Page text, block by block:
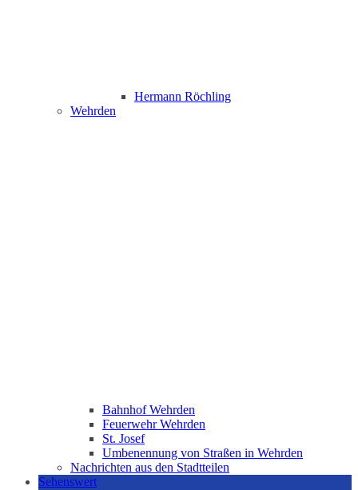
Hermann Röchling
Wehrden
Bahnhof Wehrden
Feuerwehr Wehrden
St. Josef
Umbenennung von Straßen in Wehrden
Nachrichten aus den Stadtteilen
Sehenswert